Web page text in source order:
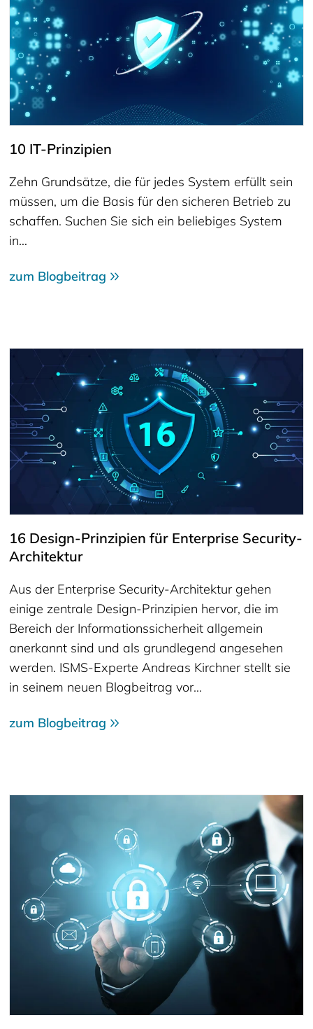
10 IT-Prinzipien
Zehn Grundsätze, die für jedes System erfüllt sein
müssen, um die Basis für den sicheren Betrieb zu
schaffen. Suchen Sie sich ein beliebiges System
in…
zum Blogbeitrag
16 Design-Prinzipien für Enterprise Security-
Architektur
Aus der Enterprise Security-Architektur gehen
einige zentrale Design-Prinzipien hervor, die im
Bereich der Informationssicherheit allgemein
anerkannt sind und als grundlegend angesehen
werden. ISMS-Experte Andreas Kirchner stellt sie
in seinem neuen Blogbeitrag vor…
zum Blogbeitrag